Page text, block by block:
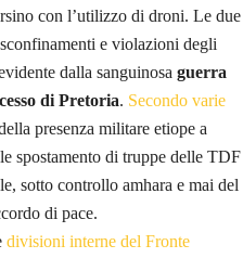
con l’utilizzo di droni. Le due
e violazioni degli
dalla sanguinosa guerra
di Pretoria. Secondo varie
presenza militare etiope a
spostamento di truppe delle TDF
sotto controllo amhara e mai del
di pace.
divisioni interne del Fronte